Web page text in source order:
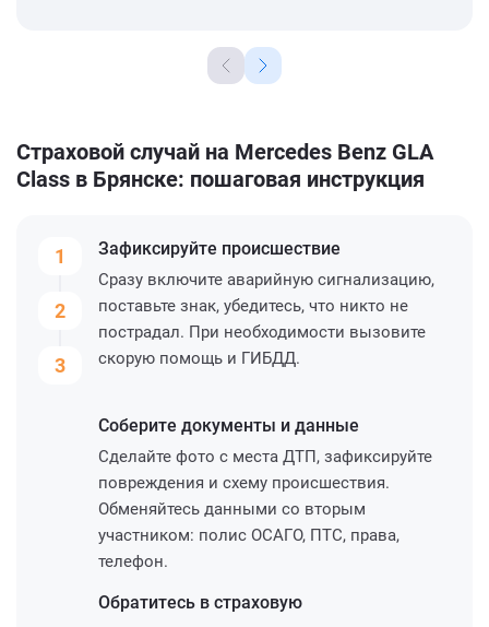
Страховой случай на Mercedes Benz GLA
Class в Брянске: пошаговая инструкция
1
2
3
Зафиксируйте происшествие
Сразу включите аварийную сигнализацию,
поставьте знак, убедитесь, что никто не
пострадал. При необходимости вызовите
скорую помощь и ГИБДД.
Соберите документы и данные
Сделайте фото с места ДТП, зафиксируйте
повреждения и схему происшествия.
Обменяйтесь данными со вторым
участником: полис ОСАГО, ПТС, права,
телефон.
Обратитесь в страховую